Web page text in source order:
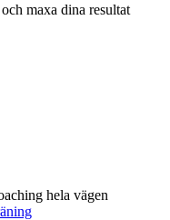
maxa dina resultat
hela vägen